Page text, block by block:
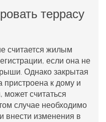
террасу
считается жилым
если она не
Однако закрытая
пристроена к дому и
считаться
случае необходимо
внести изменения в